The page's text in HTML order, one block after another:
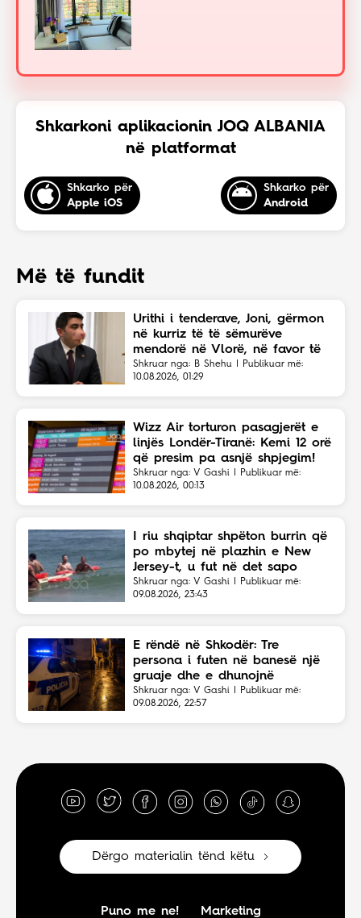
Shkarkoni aplikacionin JOQ ALBANIA
në platformat
Shkarko për
Apple iOS
Shkarko për
Android
Më të fundit
Urithi i tenderave, Joni, gërmon
në kurriz të të sëmurëve
mendorë në Vlorë, në favor të
Eriola Likajt të “Clean Fast”.
Shkruar nga: B Shehu | Publikuar më:
10.08.2026, 01:29
Wizz Air torturon pasagjerët e
linjës Londër-Tiranë: Kemi 12 orë
që presim pa asnjë shpjegim!
Shkruar nga: V Gashi | Publikuar më:
10.08.2026, 00:13
I riu shqiptar shpëton burrin që
po mbytej në plazhin e New
Jersey-t, u fut në det sapo
dëgjoi thirrjet për ndihmë
Shkruar nga: V Gashi | Publikuar më:
09.08.2026, 23:43
E rëndë në Shkodër: Tre
persona i futen në banesë një
gruaje dhe e dhunojnë
Shkruar nga: V Gashi | Publikuar më:
09.08.2026, 22:57
Dërgo materialin tënd këtu
Puno me ne! Marketing